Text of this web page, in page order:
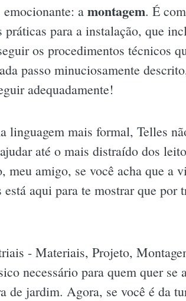
a montagem. É
para a instalação, que
os procedimentos técnicos
passo minuciosamente
adequadamente!
mais formal, Telles
até o mais distraído dos
amigo, se você acha que a
aqui para te mostrar que por
- Materiais, Projeto,
necessário para quem quer se
de jardim. Agora, se você é da